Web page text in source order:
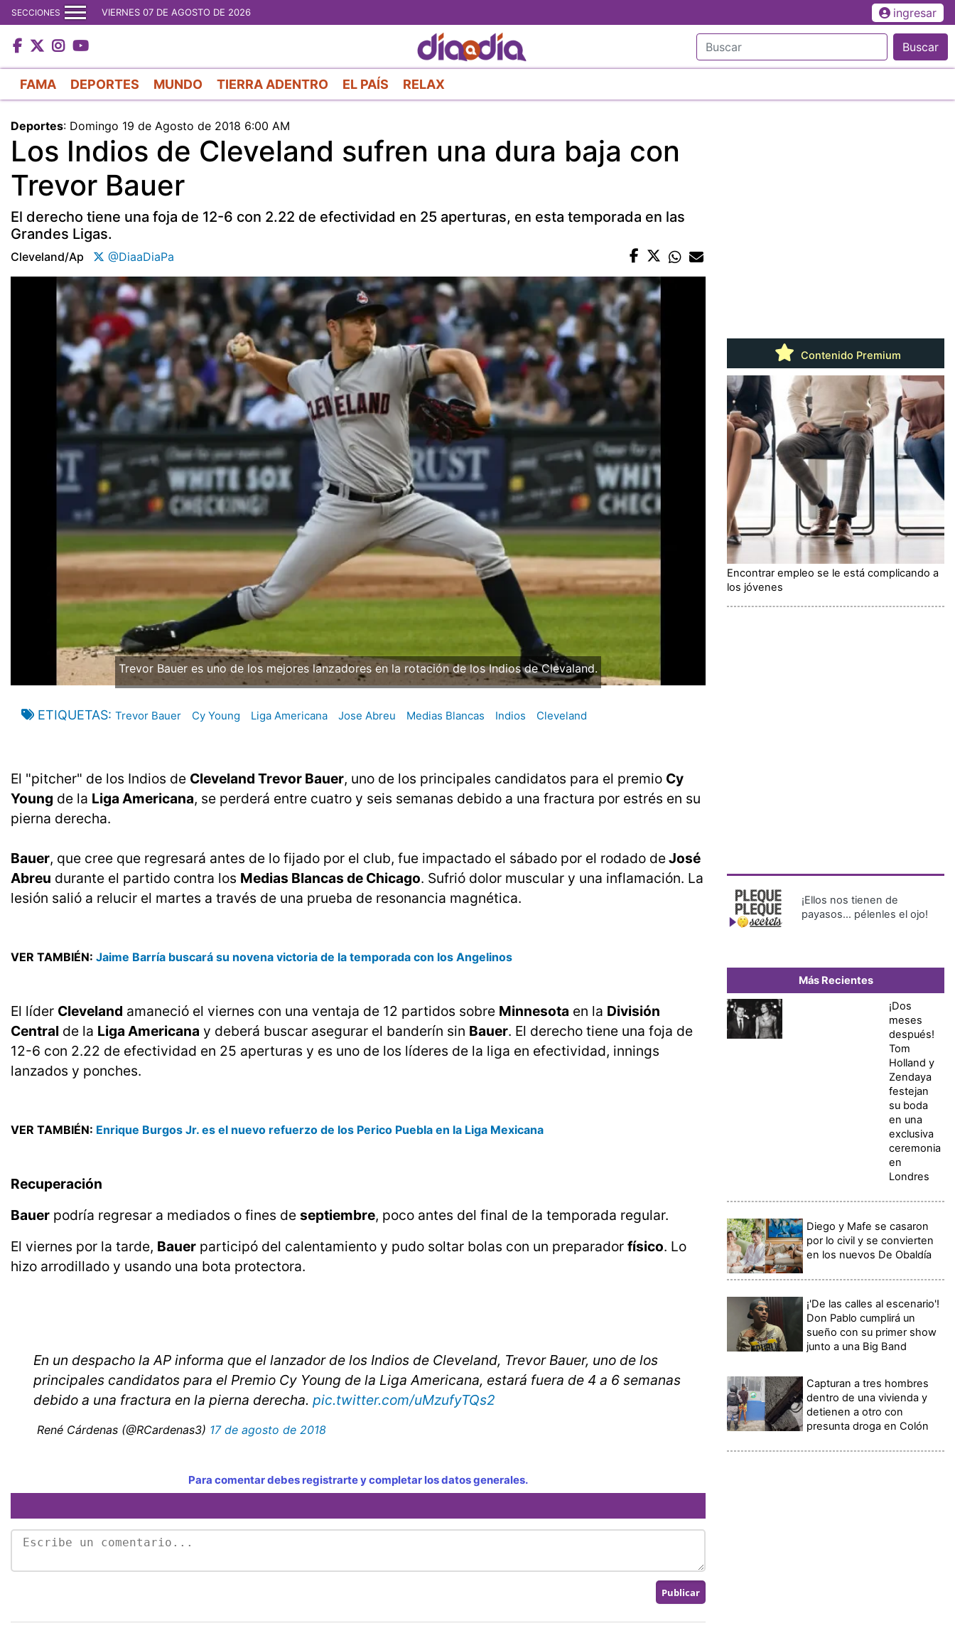
al
contenido
principal
SECCIONES VIERNES 07 DE AGOSTO DE 2026 ingresar
Buscar
FAMA DEPORTES MUNDO TIERRA ADENTRO EL PAÍS RELAX
Deportes: Domingo 19 de Agosto de 2018 6:00 AM
Los Indios de Cleveland sufren una dura baja con
Trevor Bauer
El derecho tiene una foja de 12-6 con 2.22 de efectividad en 25 aperturas, en esta temporada en las
Grandes Ligas.
Cleveland/ap @DiaaDiaPa
Trevor Bauer es uno de los mejores lanzadores en la rotación de los Indios de Clevaland.
ETIQUETAS Trevor Bauer Cy Young Liga Americana Jose Abreu Medias Blancas Indios Cleveland
El "pitcher" de los Indios de Cleveland Trevor Bauer, uno de los principales candidatos para el premio Cy
Young de la Liga Americana, se perderá entre cuatro y seis semanas debido a una fractura por estrés en su
pierna derecha.
Bauer, que cree que regresará antes de lo fijado por el club, fue impactado el sábado por el rodado deJosé
Abreu durante el partido contra los Medias Blancas de Chicago. Sufrió dolor muscular y una inflamación. La
lesión salió a relucir el martes a través de una prueba de resonancia magnética.
VER TAMBIÉN: Jaime Barría buscará su novena victoria de la temporada con los Angelinos
El líder Cleveland amaneció el viernes con una ventaja de 12 partidos sobre Minnesota en la División
Central de la Liga Americana y deberá buscar asegurar el banderín sin Bauer. El derecho tiene una foja de
12-6 con 2.22 de efectividad en 25 aperturas y es uno de los líderes de la liga en efectividad, innings
lanzados y ponches.
VER TAMBIÉN: Enrique Burgos Jr. es el nuevo refuerzo de los Perico Puebla en la Liga Mexicana
Recuperación
Bauer podría regresar a mediados o fines de septiembre, poco antes del final de la temporada regular.
El viernes por la tarde, Bauer participó del calentamiento y pudo soltar bolas con un preparador físico. Lo
hizo arrodillado y usando una bota protectora.
En un despacho la AP informa que el lanzador de los Indios de Cleveland, Trevor Bauer, uno de los
principales candidatos para el Premio Cy Young de la Liga Americana, estará fuera de 4 a 6 semanas
debido a una fractura en la pierna derecha. pic.twitter.com/uMzufyTQs2
 René Cárdenas (@RCardenas3) 17 de agosto de 2018
Para comentar debes registrarte y completar los datos generales.
Contenido Premium
Encontrar empleo se le está complicando a
los jóvenes
¡Ellos nos tienen de
payasos… pélenles el ojo!
Más Recientes
¡Dos
meses
después!
Tom
Holland y
Zendaya
festejan
su boda
en una
exclusiva
ceremonia
en
Londres
Diego y Mafe se casaron
por lo civil y se convierten
en los nuevos De Obaldía
¡'De las calles al escenario'!
Don Pablo cumplirá un
sueño con su primer show
junto a una Big Band
Capturan a tres hombres
dentro de una vivienda y
detienen a otro con
presunta droga en Colón